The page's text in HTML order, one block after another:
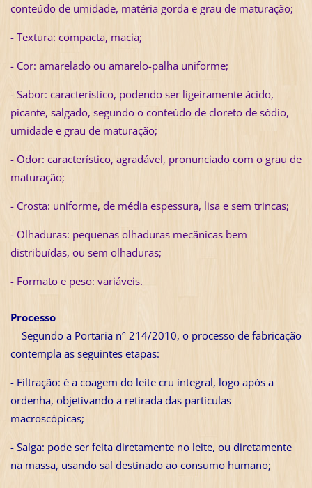
conteúdo de umidade, matéria gorda e grau de maturação;
- Textura: compacta, macia;
- Cor: amarelado ou amarelo-palha uniforme;
- Sabor: característico, podendo ser ligeiramente ácido,
picante, salgado, segundo o conteúdo de cloreto de sódio,
umidade e grau de maturação;
- Odor: característico, agradável, pronunciado com o grau de
maturação;
- Crosta: uniforme, de média espessura, lisa e sem trincas;
- Olhaduras: pequenas olhaduras mecânicas bem
distribuídas, ou sem olhaduras;
- Formato e peso: variáveis.
Processo
Segundo a Portaria nº 214/2010, o processo de fabricação
contempla as seguintes etapas:
- Filtração: é a coagem do leite cru integral, logo após a
ordenha, objetivando a retirada das partículas
macroscópicas;
- Salga: pode ser feita diretamente no leite, ou diretamente
na massa, usando sal destinado ao consumo humano;